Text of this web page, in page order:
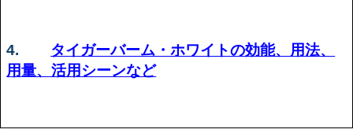
4. タイガーバーム・ホワイトの効能、用法、
用量、活用シーンなど